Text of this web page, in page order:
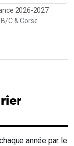
2026-2027
C & Corse
année par le